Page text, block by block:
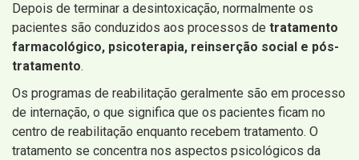
Depois de terminar a desintoxicação, normalmente os
pacientes são conduzidos aos processos de tratamento
farmacológico, psicoterapia, reinserção social e pós-
tratamento.
Os programas de reabilitação geralmente são em processo
de internação, o que significa que os pacientes ficam no
centro de reabilitação enquanto recebem tratamento. O
tratamento se concentra nos aspectos psicológicos da